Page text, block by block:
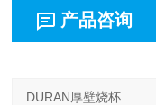
产品咨询